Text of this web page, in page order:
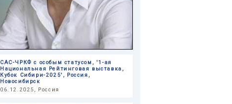
САС-ЧРКФ с особым статусом, '1-ая
Национальная Рейтинговая выставка,
Кубок Сибири-2025', Россия,
Новосибирск
06.12.2025, Россия